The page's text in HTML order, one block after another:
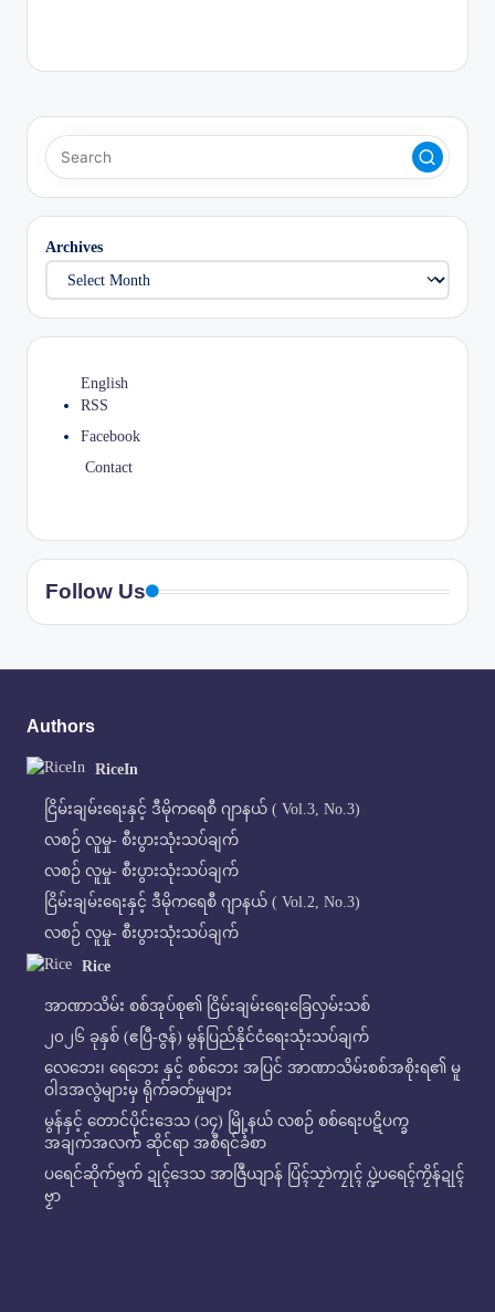
Archives
English
RSS
Facebook
Contact
Follow Us
Authors
RiceIn
ငြိမ်းချမ်းရေးနှင့် ဒီမိုကရေစီ ဂျာနယ် ( Vol.3, No.3)
လစဉ် လူမှု- စီးပွားသုံးသပ်ချက်
လစဉ် လူမှု- စီးပွားသုံးသပ်ချက်
ငြိမ်းချမ်းရေးနှင့် ဒီမိုကရေစီ ဂျာနယ် ( Vol.2, No.3)
လစဉ် လူမှု- စီးပွားသုံးသပ်ချက်
Rice
အာဏာသိမ်း စစ်အုပ်စု၏ ငြိမ်းချမ်းရေးခြေလှမ်းသစ်
၂၀၂၆ ခုနှစ် (ဧပြီ-ဇွန်) မွန်ပြည်နိုင်ငံရေးသုံးသပ်ချက်
လေဘေး၊ ရေဘေး နှင့် စစ်ဘေး အပြင် အာဏာသိမ်းစစ်အစိုးရ၏ မူ
ဝါဒအလွဲများမှ ရိုက်ခတ်မှုများ
မွန်နှင့် တောင်ပိုင်းဒေသ (၁၄) မြို့နယ် လစဉ် စစ်ရေးပဋိပက္ခ
အချက်အလက် ဆိုင်ရာ အစီရင်ခံစာ
ပရေင်ဆိုက်ဗ္ဒက် ဍုၚ်ဒေသ အာဇြဳယျာန် ပြံၚ်သၠာဲကၠုၚ် ပ္ဍဲပရေၚ်ကၟိန်ဍုၚ်
ဗၟာ